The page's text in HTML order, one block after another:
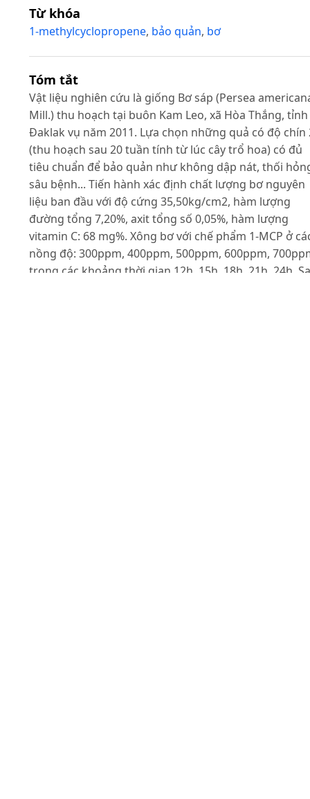
Từ khóa
1-methylcyclopropene, bảo quản, bơ
Tóm tắt
Vật liệu nghiên cứu là giống Bơ sáp (Persea
Mill.) thu hoạch tại buôn Kam Leo, xã Hòa Thắng, tỉnh
Đaklak vụ năm 2011. Lựa chọn những quả có độ chín
(thu hoạch sau 20 tuần tính từ lúc cây trổ hoa) có đủ
tiêu chuẩn để bảo quản như không dập nát, thối
sâu bệnh... Tiến hành xác định chất lượng bơ nguyên
liệu ban đầu với độ cứng 35,50kg/cm2, hàm lượng
đường tổng 7,20%, axit tổng số 0,05%, hàm lượng
vitamin C: 68 mg%. Xông bơ với chế phẩm 1-MCP ở
nồng độ: 300ppm, 400ppm, 500ppm, 600ppm,
trong các khoảng thời gian 12h, 15h, 18h, 21h, 24h.